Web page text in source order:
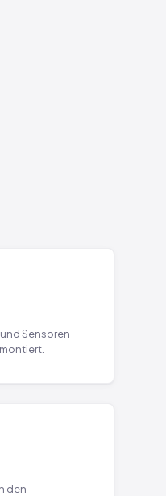
Sensoren
den